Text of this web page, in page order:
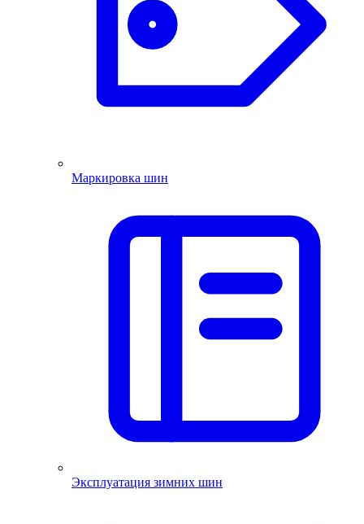
Маркировка шин
Эксплуатация зимних шин